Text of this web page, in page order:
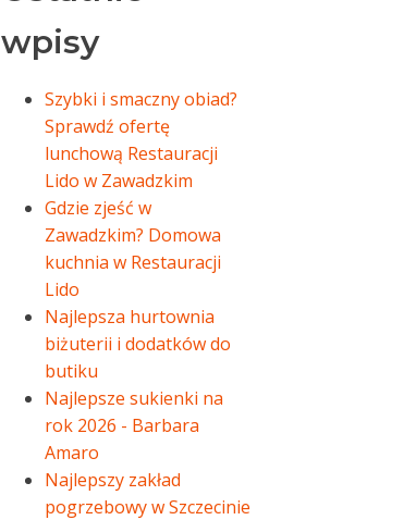
wpisy
Szybki i smaczny obiad?
Sprawdź ofertę
lunchową Restauracji
Lido w Zawadzkim
Gdzie zjeść w
Zawadzkim? Domowa
kuchnia w Restauracji
Lido
Najlepsza hurtownia
biżuterii i dodatków do
butiku
Najlepsze sukienki na
rok 2026 - Barbara
Amaro
Najlepszy zakład
pogrzebowy w Szczecinie